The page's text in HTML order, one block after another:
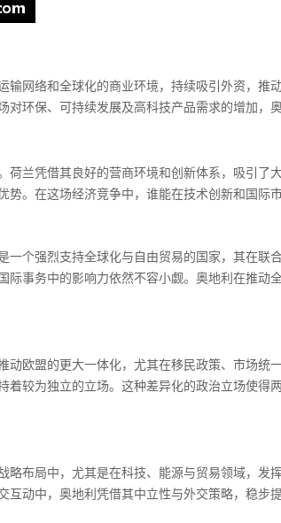
网络和全球化的商业环境，持续吸引外资，
环保、可持续发展及高科技产品需求的增加，
兰凭借其良好的营商环境和创新体系，吸引了
。在这场经济竞争中，谁能在技术创新和国际
个强烈支持全球化与自由贸易的国家，其在
事务中的影响力依然不容小觑。奥地利在推动
欧盟的更大一体化，尤其在移民政策、市场
较为独立的立场。这种差异化的政治立场使
布局中，尤其是在科技、能源与贸易领域，发
互动中，奥地利凭借其中立性与外交策略，稳